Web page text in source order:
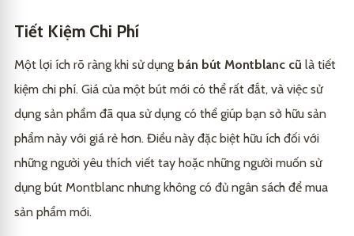
Tiết Kiệm Chi Phí
Một lợi ích rõ ràng khi sử dụng bán bút Montblanc cũ là tiết
kiệm chi phí. Giá của một bút mới có thể rất đắt, và việc sử
dụng sản phẩm đã qua sử dụng có thể giúp bạn sở hữu sản
phẩm này với giá rẻ hơn. Điều này đặc biệt hữu ích đối với
những người yêu thích viết tay hoặc những người muốn sử
dụng bút Montblanc nhưng không có đủ ngân sách để mua
sản phẩm mới.